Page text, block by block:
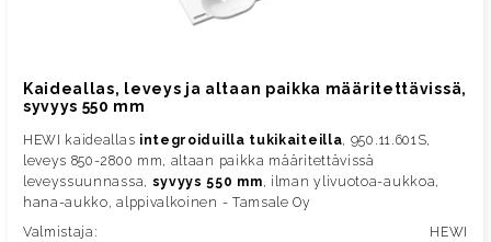
Kaideallas, leveys ja altaan paikka määritettävissä,
syvyys 550 mm
HEWI kaideallas integroiduilla tukikaiteilla, 950.11.601S,
leveys 850-2800 mm, altaan paikka määritettävissä
leveyssuunnassa, syvyys 550 mm, ilman ylivuotoa-aukkoa,
hana-aukko, alppivalkoinen - Tamsale Oy
Valmistaja:
HEWI